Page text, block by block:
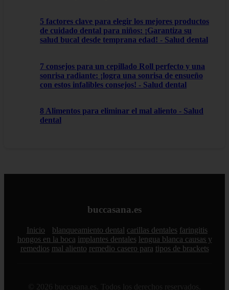
5 factores clave para elegir los mejores productos
de cuidado dental para niños: ¡Garantiza su
salud bucal desde temprana edad! - Salud dental
7 consejos para un cepillado Roll perfecto y una
sonrisa radiante: ¡logra una sonrisa de ensueño
con estos infalibles consejos! - Salud dental
8 Alimentos para eliminar el mal aliento - Salud
dental
buccasana.es
Inicio blanqueamiento dental carillas dentales faringitis
hongos en la boca implantes dentales lengua blanca causas y
remedios mal aliento remedio casero para tipos de brackets
© 2026 buccasana.es. Todos los derechos reservados.